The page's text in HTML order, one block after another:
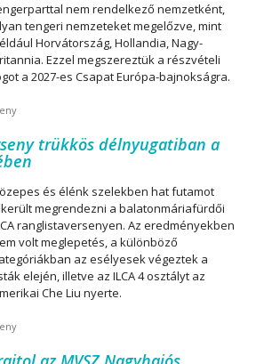
nem rendelkező nemzetként,
tengeri nemzeteket megelőzve, mint
Horvátország, Hollandia, Nagy-
Ezzel megszereztük a részvételi
a 2027-es Csapat Európa-bajnokságra.
trükkös délnyugatiban a
és élénk szelekben hat futamot
megrendezni a balatonmáriafürdői
ranglistaversenyen. Az eredményekben
volt meglepetés, a különböző
az esélyesek végeztek a
elején, illetve az ILCA 4 osztályt az
Che Liu nyerte.